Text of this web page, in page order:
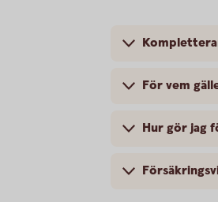
För vem
Hur gör jag